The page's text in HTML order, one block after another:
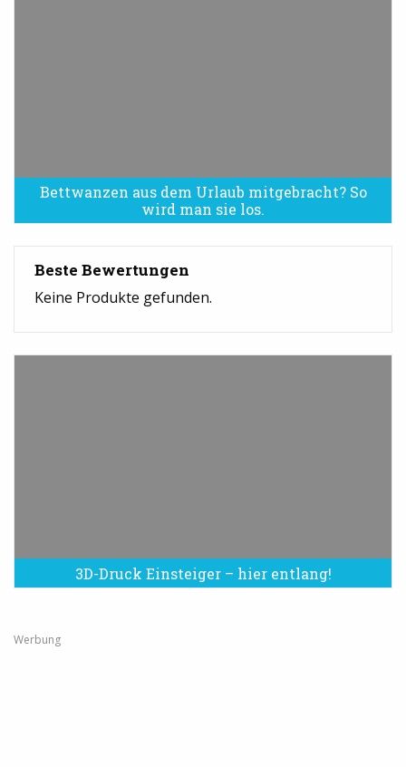
Bettwanzen aus dem Urlaub mitgebracht? So
wird man sie los.
Bettwanzen sind eine Plage
Beste Bewertungen
Keine Produkte gefunden.
3D-Druck Einsteiger – hier entlang!
Werbung